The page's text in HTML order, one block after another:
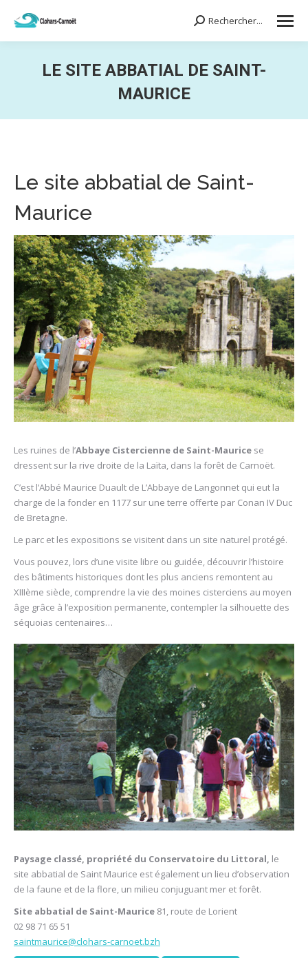
Search:Rechercher...
LE SITE ABBATIAL DE SAINT-
MAURICE
Le site abbatial de Saint-
Maurice
Les ruines de l’Abbaye Cistercienne de Saint-Maurice se
dressent sur la rive droite de la Laïta, dans la forêt de Carnoët.
C’est l’Abbé Maurice Duault de L’Abbaye de Langonnet qui eut la
charge de la fonder en 1177 sur une terre offerte par Conan IV Duc
de Bretagne.
Le parc et les expositions se visitent dans un site naturel protégé.
Vous pouvez, lors d’une visite libre ou guidée, découvrir l’histoire
des bâtiments historiques dont les plus anciens remontent au
XIIIème siècle, comprendre la vie des moines cisterciens au moyen
âge grâce à l’exposition permanente, contempler la silhouette des
séquoias centenaires…
Paysage classé, propriété du Conservatoire du Littoral, le
site abbatial de Saint Maurice est également un lieu d’observation
de la faune et de la flore, un milieu conjuguant mer et forêt.
Site abbatial de Saint-Maurice 81, route de Lorient
02 98 71 65 51
saintmaurice@clohars-carnoet.bzh